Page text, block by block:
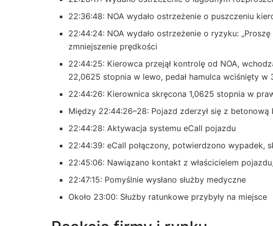
22:36:48: NOA wydało ostrzeżenie o puszczeniu
22:44:24: NOA wydało ostrzeżenie o ryzyku:
zmniejszenie prędkości
22:44:25: Kierowca przejął kontrolę od NOA,
22,0625 stopnia w lewo, pedał hamulca wciśnięty w
22:44:26: Kierownica skręcona 1,0625 stopnia w
Między 22:44:26–28: Pojazd zderzył się z betonową
22:44:28: Aktywacja systemu eCall pojazdu
22:44:39: eCall połączony, potwierdzono wypadek,
22:45:06: Nawiązano kontakt z właścicielem
22:47:15: Pomyślnie wysłano służby medyczne
Około 23:00: Służby ratunkowe przybyły na miejsce